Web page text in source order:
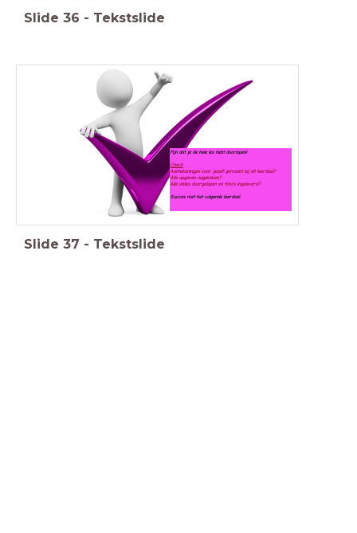
Slide 36 - Tekstslide
Fijn dat je de hele les hebt doorlopen!
Check
Aantekeningen voor jezelf gemaakt bij dit leerdoel?
Alle opgaven nagekeken?
Alle slides doorgelopen en foto's ingeleverd?
Succes met het volgende leerdoel.
Slide 37 - Tekstslide